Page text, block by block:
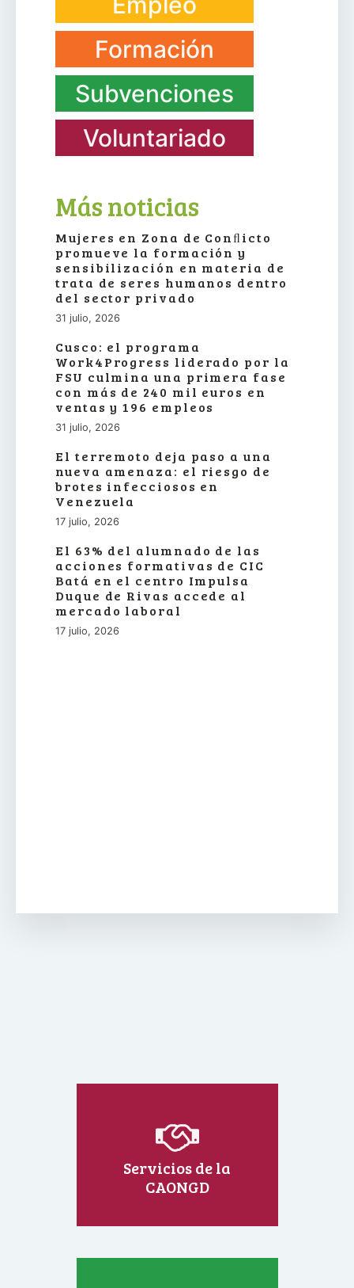
Formación
Subvenciones
Voluntariado
Más noticias
Mujeres en Zona de Conﬂicto
promueve la formación y
sensibilización en materia de
trata de seres humanos dentro
del sector privado
31 julio, 2026
Cusco: el programa
Work4Progress liderado por la
FSU culmina una primera fase
con más de 240 mil euros en
ventas y 196 empleos
31 julio, 2026
El terremoto deja paso a una
nueva amenaza: el riesgo de
brotes infecciosos en
Venezuela
17 julio, 2026
El 63% del alumnado de las
acciones formativas de CIC
Batá en el centro Impulsa
Duque de Rivas accede al
mercado laboral
17 julio, 2026
Servicios de la
CAONGD